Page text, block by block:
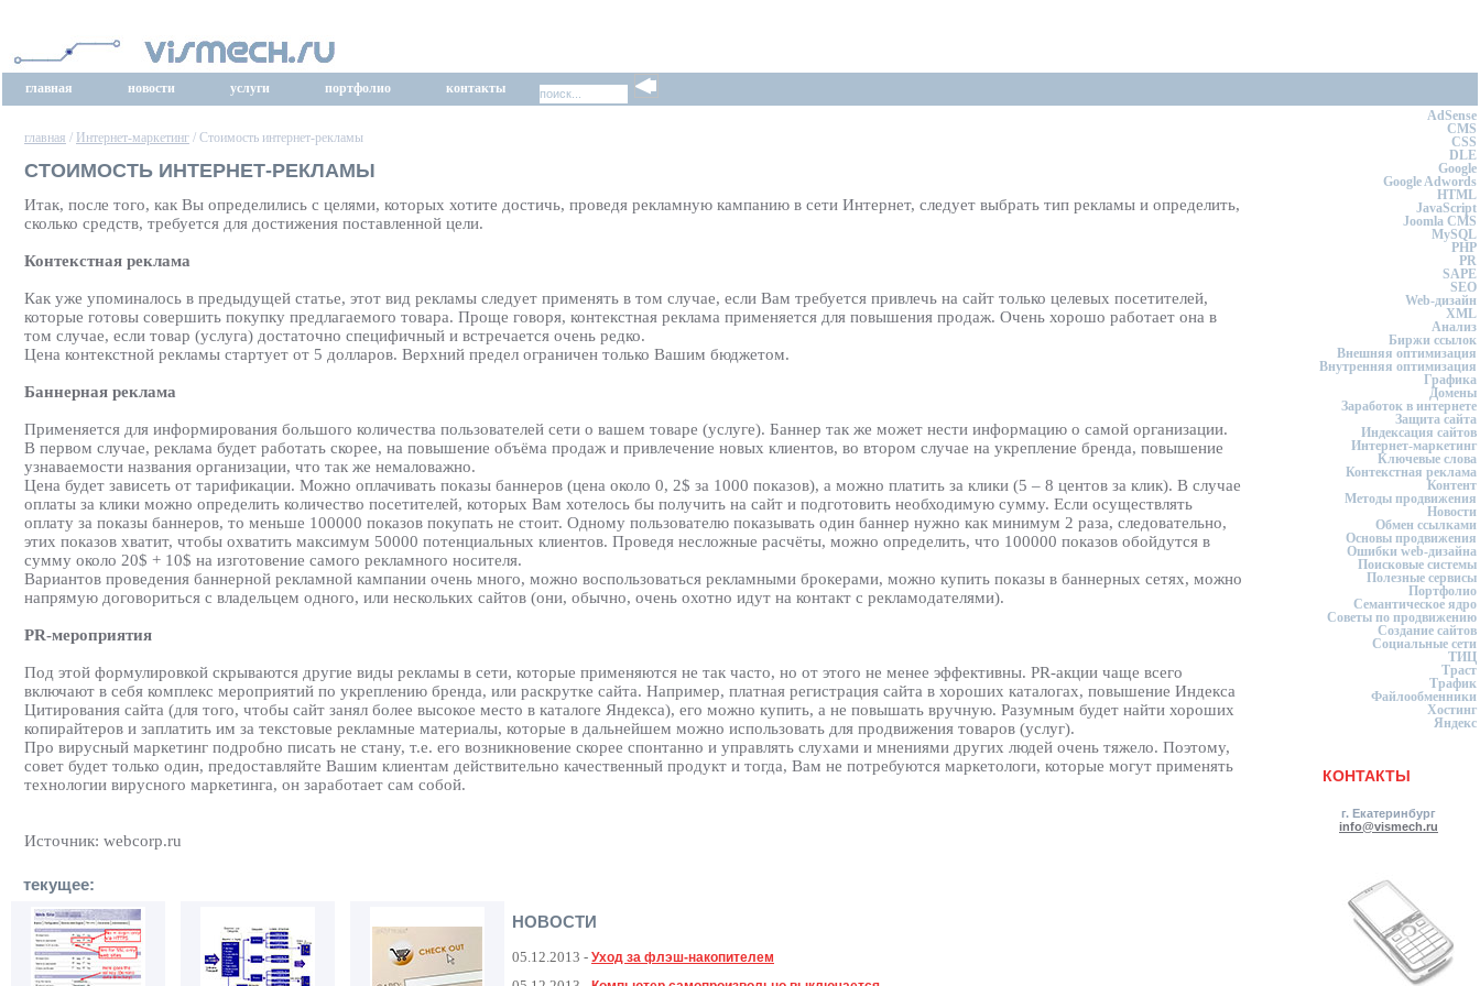
главная новости услуги портфолио контакты
главная / Интернет-маркетинг / Стоимость интернет-рекламы
СТОИМОСТЬ ИНТЕРНЕТ-РЕКЛАМЫ
Итак, после того, как Вы определились с целями, которых хотите достичь, проведя рекламную кампанию в сети Интернет, следует выбрать тип рекламы и определить,
сколько средств, требуется для достижения поставленной цели.
Контекстная реклама
Как уже упоминалось в предыдущей статье, этот вид рекламы следует применять в том случае, если Вам требуется привлечь на сайт только целевых посетителей,
которые готовы совершить покупку предлагаемого товара. Проще говоря, контекстная реклама применяется для повышения продаж. Очень хорошо работает она в
том случае, если товар (услуга) достаточно специфичный и встречается очень редко.
Цена контекстной рекламы стартует от 5 долларов. Верхний предел ограничен только Вашим бюджетом.
Баннерная реклама
Применяется для информирования большого количества пользователей сети о вашем товаре (услуге). Баннер так же может нести информацию о самой организации.
В первом случае, реклама будет работать скорее, на повышение объёма продаж и привлечение новых клиентов, во втором случае на укрепление бренда, повышение
узнаваемости названия организации, что так же немаловажно.
Цена будет зависеть от тарификации. Можно оплачивать показы баннеров (цена около 0, 2$ за 1000 показов), а можно платить за клики (5 – 8 центов за клик). В случае
оплаты за клики можно определить количество посетителей, которых Вам хотелось бы получить на сайт и подготовить необходимую сумму. Если осуществлять
оплату за показы баннеров, то меньше 100000 показов покупать не стоит. Одному пользователю показывать один баннер нужно как минимум 2 раза, следовательно,
этих показов хватит, чтобы охватить максимум 50000 потенциальных клиентов. Проведя несложные расчёты, можно определить, что 100000 показов обойдутся в
сумму около 20$ + 10$ на изготовение самого рекламного носителя.
Вариантов проведения баннерной рекламной кампании очень много, можно воспользоваться рекламными брокерами, можно купить показы в баннерных сетях, можно
напрямую договориться с владельцем одного, или нескольких сайтов (они, обычно, очень охотно идут на контакт с рекламодателями).
PR-мероприятия
Под этой формулировкой скрываются другие виды рекламы в сети, которые применяются не так часто, но от этого не менее эффективны. PR-акции чаще всего
включают в себя комплекс мероприятий по укреплению бренда, или раскрутке сайта. Например, платная регистрация сайта в хороших каталогах, повышение Индекса
Цитирования сайта (для того, чтобы сайт занял более высокое место в каталоге Яндекса), его можно купить, а не повышать вручную. Разумным будет найти хороших
копирайтеров и заплатить им за текстовые рекламные материалы, которые в дальнейшем можно использовать для продвижения товаров (услуг).
Про вирусный маркетинг подробно писать не стану, т.е. его возникновение скорее спонтанно и управлять слухами и мнениями других людей очень тяжело. Поэтому,
совет будет только один, предоставляйте Вашим клиентам действительно качественный продукт и тогда, Вам не потребуются маркетологи, которые могут применять
технологии вирусного маркетинга, он заработает сам собой.
Источник: webcorp.ru
AdSense
CMS
CSS
DLE
Google
Google Adwords
HTML
JavaScript
Joomla CMS
MySQL
PHP
PR
SAPE
SEO
Web-дизайн
XML
Анализ
Биржи ссылок
Внешняя оптимизация
Внутренняя оптимизация
Графика
Домены
Заработок в интернете
Защита сайта
Индексация сайтов
Интернет-маркетинг
Ключевые слова
Контекстная реклама
Контент
Методы продвижения
Новости
Обмен ссылками
Основы продвижения
Ошибки web-дизайна
Поисковые системы
Полезные сервисы
Портфолио
Семантическое ядро
Советы по продвижению
Создание сайтов
Социальные сети
ТИЦ
Траст
Трафик
Файлообменники
Хостинг
Яндекс
КОНТАКТЫ
г. Екатеринбург
info@vismech.ru
текущее:
НОВОСТИ
05.12.2013 - Уход за флэш-накопителем